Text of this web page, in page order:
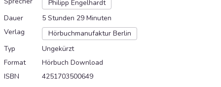
Philipp Engelhardt
Dauer
5 Stunden 29 Minuten
Verlag
Hörbuchmanufaktur Berlin
Typ
Ungekürzt
Format
Hörbuch Download
ISBN
4251703500649